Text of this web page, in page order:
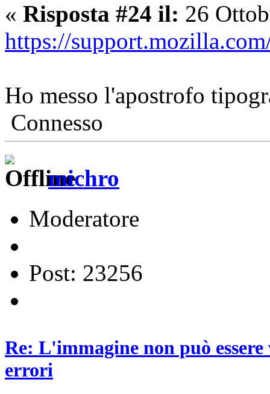
« Risposta #24 il: 26
https://
Ho messo l'apostrofo
Connesso
michro
Moderatore
Post: 23256
Re: L'immagine non può
errori